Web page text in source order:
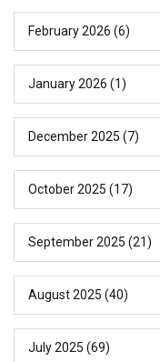
February 2026 (6)
January 2026 (1)
December 2025 (7)
October 2025 (17)
September 2025 (21)
August 2025 (40)
July 2025 (69)